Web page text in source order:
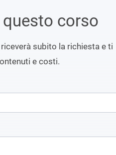
corso
subito la richiesta e ti
e costi.